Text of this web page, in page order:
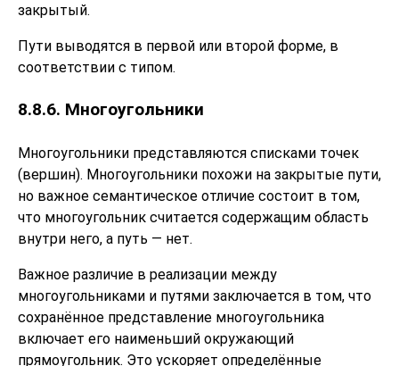
закрытый.
Пути выводятся в первой или второй форме, в
соответствии с типом.
8.8.6. Многоугольники
Многоугольники представляются списками точек
(вершин). Многоугольники похожи на закрытые пути,
но важное семантическое отличие состоит в том,
что многоугольник считается содержащим область
внутри него, а путь — нет.
Важное различие в реализации между
многоугольниками и путями заключается в том, что
сохранённое представление многоугольника
включает его наименьший окружающий
прямоугольник. Это ускоряет определённые